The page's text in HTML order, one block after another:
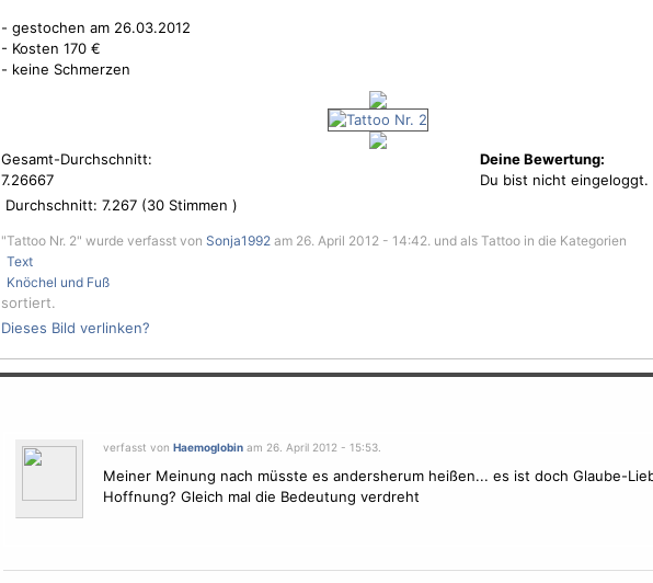
- gestochen am 26.03.2012
- Kosten 170 €
- keine Schmerzen
Gesamt-Durchschnitt:
7.26667
Durchschnitt: 7.267 (30 Stimmen )
Deine Bewertung:
Du bist nicht eingeloggt.
"Tattoo Nr. 2" wurde verfasst von Sonja1992 am 26. April 2012 - 14:42. und als Tattoo in die Kategorien
Text
Knöchel und Fuß
sortiert.
Dieses Bild verlinken?
verfasst von Haemoglobinam 26. April 2012 - 15:53.
Meiner Meinung nach müsste es andersherum heißen... es ist doch Glaube-
Hoffnung? Gleich mal die Bedeutung verdreht